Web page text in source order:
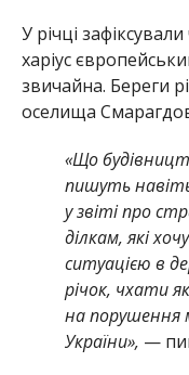
У річці
харіус
звичайна. Береги
оселища
«Що
пишуть
у звіті про
ділкам, які
ситуацією в
річок, чхати
на порушення
України», —